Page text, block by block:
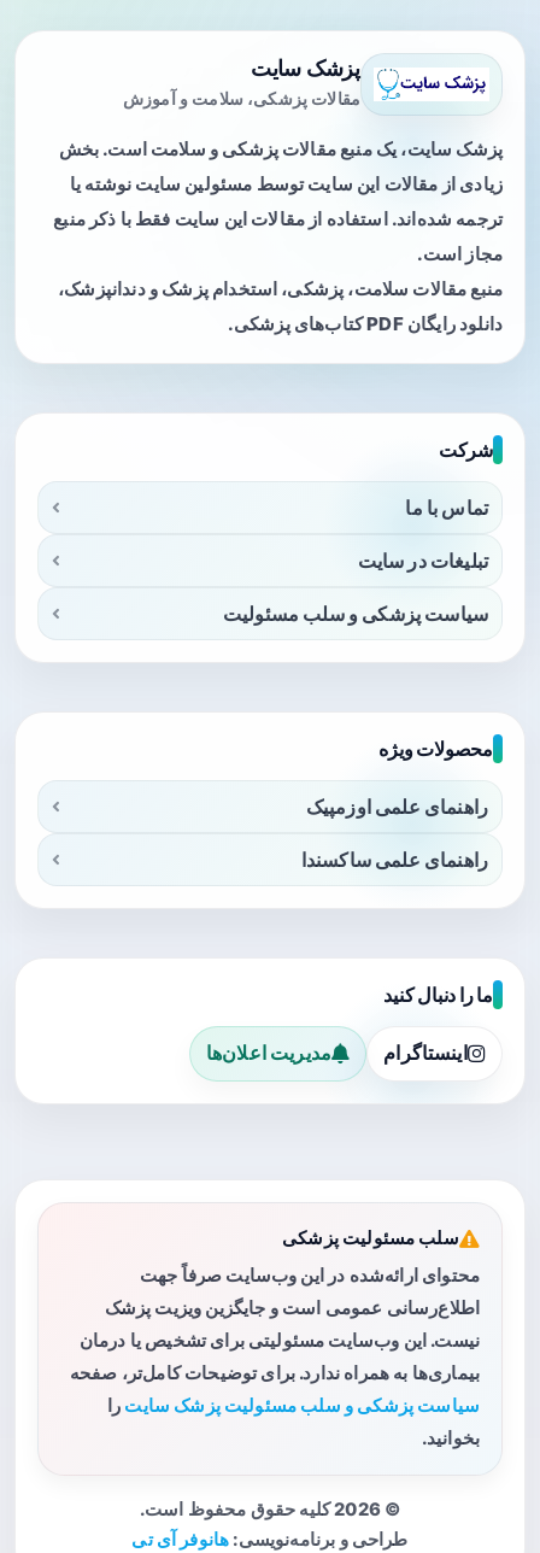
پزشک سایت
مقالات پزشکی، سلامت و آموزش
پزشک سایت، یک منبع مقالات پزشکی و سلامت است. بخش
زیادی از مقالات این سایت توسط مسئولین سایت نوشته یا
ترجمه شده‌اند. استفاده از مقالات این سایت فقط با ذکر منبع
مجاز است.
منبع مقالات سلامت، پزشکی، استخدام پزشک و دندانپزشک،
دانلود رایگان PDF کتاب‌های پزشکی.
شرکت
تماس با ما
تبلیغات در سایت
سیاست پزشکی و سلب مسئولیت
محصولات ویژه
راهنمای علمی اوزمپیک
راهنمای علمی ساکسندا
ما را دنبال کنید
اینستاگرام مدیریت اعلان‌ها
سلب مسئولیت پزشکی
محتوای ارائه‌شده در این وب‌سایت صرفاً جهت
اطلاع‌رسانی عمومی است و جایگزین ویزیت پزشک
نیست. این وب‌سایت مسئولیتی برای تشخیص یا درمان
بیماری‌ها به همراه ندارد. برای توضیحات کامل‌تر، صفحه
سیاست پزشکی و سلب مسئولیت پزشک سایت را
بخوانید.
© 2026 کلیه حقوق محفوظ است.
طراحی و برنامه‌نویسی: هانوفر آی تی